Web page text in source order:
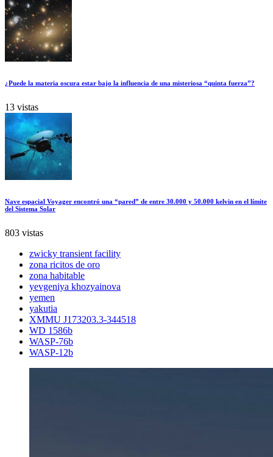
¿Puede la materia oscura estar bajo la influencia de una misteriosa “quinta fuerza”?
13 vistas
Nave espacial Voyager encontró una “pared” de entre 30.000 y 50.000 kelvin en el límite
del Sistema Solar
803 vistas
zwicky transient facility
zona ricitos de oro
zona habitable
yevgeniya khozyainova
yemen
yakutia
XMMU J173203.3-344518
WD 1586b
WASP-76b
WASP-12b